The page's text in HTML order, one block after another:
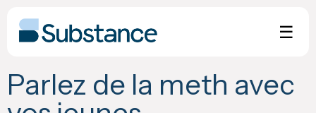
content
☰
Parlez de la meth avec